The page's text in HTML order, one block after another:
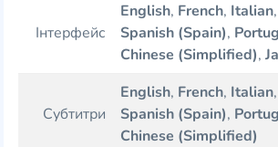
Інтерфейс
English, French, Italian,
Spanish (Spain),
Chinese (Simplified),
Субтитри
English, French, Italian,
Spanish (Spain),
Chinese (Simplified)